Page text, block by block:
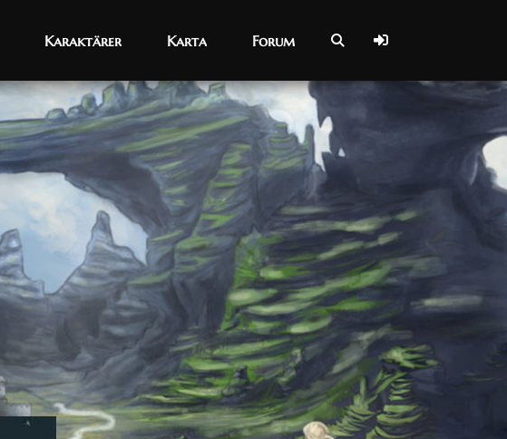
Karaktärer
Karaktärer Karta
Karta Forum
Forum
25/12/2018